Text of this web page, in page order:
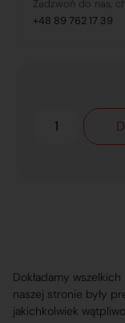
Zadzwoń do nas,
+48 89 762 17 39
Dokładamy
naszej stronie były
jakichkolwiek